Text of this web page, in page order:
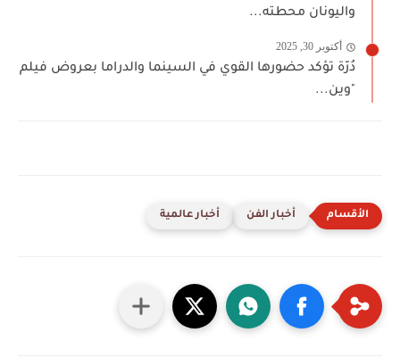
واليونان محطته...
أكتوبر 30, 2025
دُرّة تؤكد حضورها القوي في السينما والدراما بعروض فيلم
"وين...
أخبار الفن أخبار عالمية